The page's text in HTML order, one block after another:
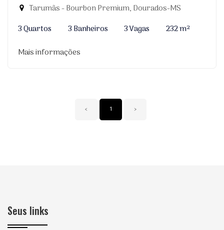
Tarumãs - Bourbon Premium, Dourados-MS
3 Quartos
3 Banheiros 3 Vagas
232 m²
Mais informações
‹ 1 ›
Seus links